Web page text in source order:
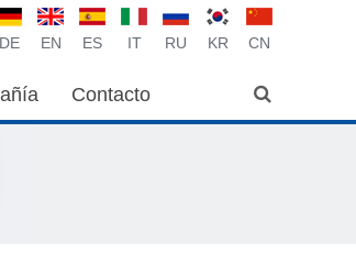
DE EN ES IT RU KR CN
Contacto